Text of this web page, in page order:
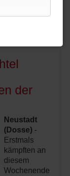
der
Neustadt
(Dosse) -
Erstmals
kämpften an
diesem
Wochenende